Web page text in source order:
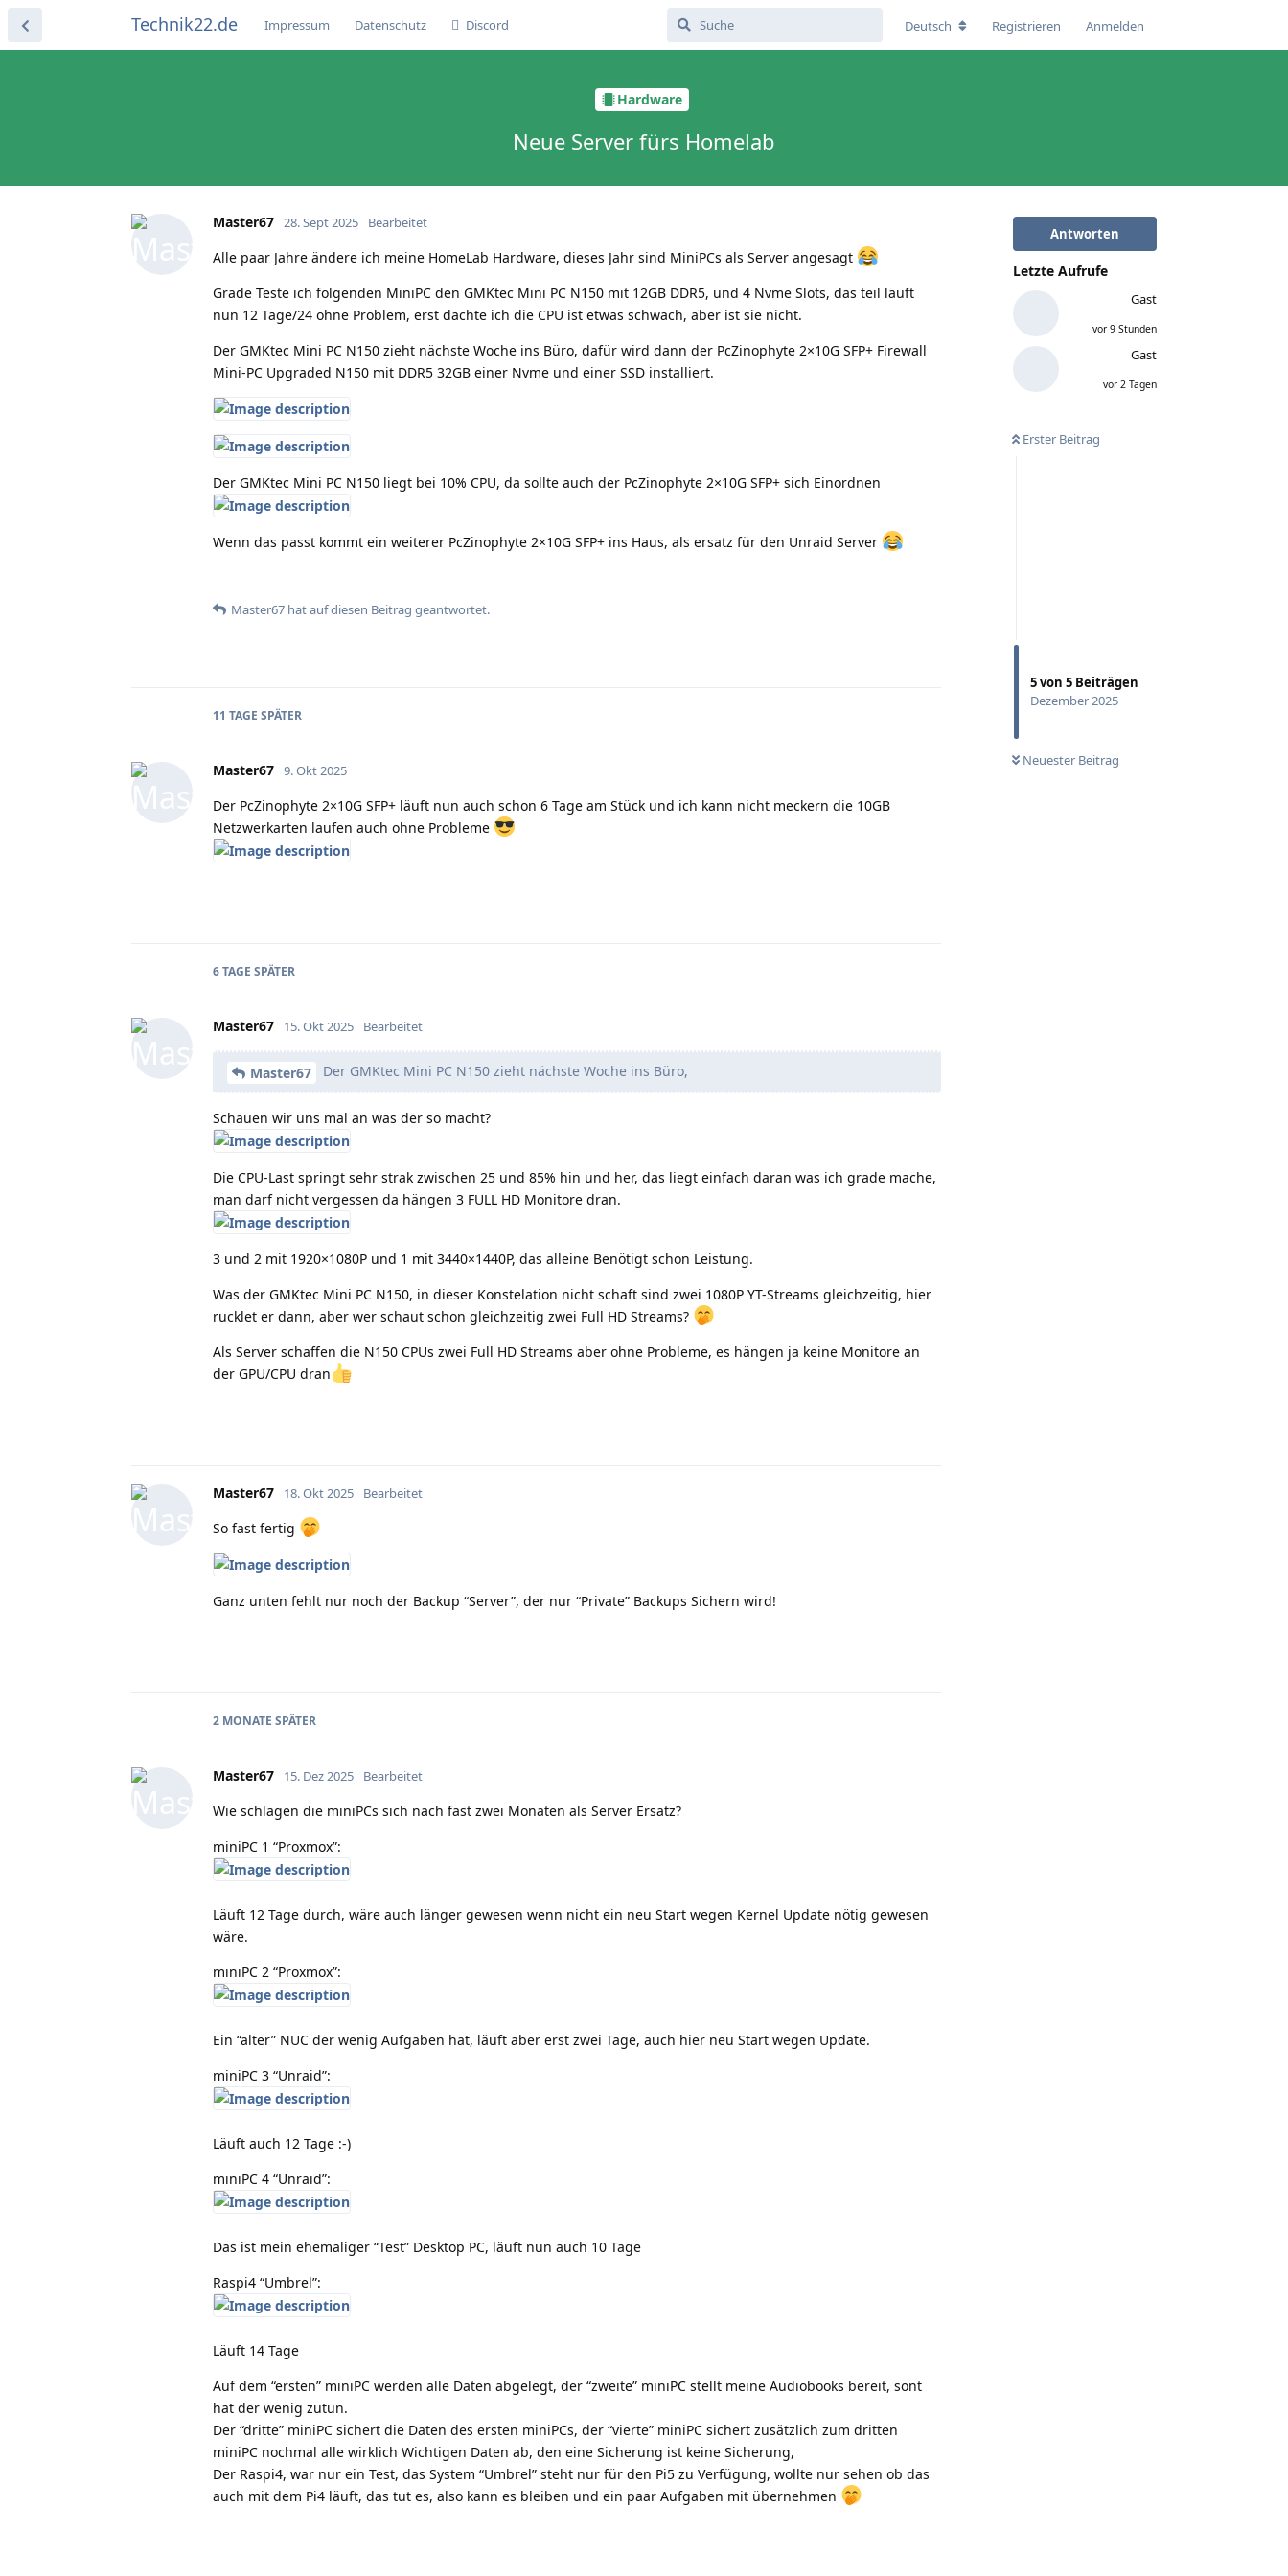
Technik22.de Impressum Datenschutz Discord Deutsch Registrieren Anmelden
Hardware
Neue Server fürs Homelab
Antworten
Letzte Aufrufe
Gast
vor 9 Stunden
Gast
vor 2 Tagen
Erster Beitrag
5von 5 Beiträgen
Dezember 2025
Neuester Beitrag
Master67 28. Sept 2025 Bearbeitet
Alle paar Jahre ändere ich meine HomeLab Hardware, dieses Jahr sind MiniPCs als Server angesagt
Grade Teste ich folgenden MiniPC den GMKtec Mini PC N150 mit 12GB DDR5, und 4 Nvme Slots, das teil läuft
nun 12 Tage/24 ohne Problem, erst dachte ich die CPU ist etwas schwach, aber ist sie nicht.
Der GMKtec Mini PC N150 zieht nächste Woche ins Büro, dafür wird dann der PcZinophyte 2×10G SFP+ Firewall
Mini-PC Upgraded N150 mit DDR5 32GB einer Nvme und einer SSD installiert.
Der GMKtec Mini PC N150 liegt bei 10% CPU, da sollte auch der PcZinophyte 2×10G SFP+ sich Einordnen
Wenn das passt kommt ein weiterer PcZinophyte 2×10G SFP+ ins Haus, als ersatz für den Unraid Server
Master67 hatauf diesen Beitrag geantwortet.
11 TAGE SPÄTER
Master67 9. Okt 2025
Der PcZinophyte 2×10G SFP+ läuft nun auch schon 6 Tage am Stück und ich kann nicht meckern die 10GB
Netzwerkarten laufen auch ohne Probleme
6 TAGE SPÄTER
Master67 15. Okt 2025 Bearbeitet
Master67 Der GMKtec Mini PC N150 zieht nächste Woche ins Büro,
Schauen wir uns mal an was der so macht?
Die CPU-Last springt sehr strak zwischen 25 und 85% hin und her, das liegt einfach daran was ich grade mache,
man darf nicht vergessen da hängen 3 FULL HD Monitore dran.
3 und 2 mit 1920×1080P und 1 mit 3440×1440P, das alleine Benötigt schon Leistung.
Was der GMKtec Mini PC N150, in dieser Konstelation nicht schaft sind zwei 1080P YT-Streams gleichzeitig, hier
rucklet er dann, aber wer schaut schon gleichzeitig zwei Full HD Streams?
Als Server schaffen die N150 CPUs zwei Full HD Streams aber ohne Probleme, es hängen ja keine Monitore an
der GPU/CPU dran
Master67 18. Okt 2025 Bearbeitet
So fast fertig
Ganz unten fehlt nur noch der Backup “Server”, der nur “Private” Backups Sichern wird!
2 MONATE SPÄTER
Master67 15. Dez 2025 Bearbeitet
Wie schlagen die miniPCs sich nach fast zwei Monaten als Server Ersatz?
miniPC 1 “Proxmox”:
Läuft 12 Tage durch, wäre auch länger gewesen wenn nicht ein neu Start wegen Kernel Update nötig gewesen
wäre.
miniPC 2 “Proxmox”:
Ein “alter” NUC der wenig Aufgaben hat, läuft aber erst zwei Tage, auch hier neu Start wegen Update.
miniPC 3 “Unraid”:
Läuft auch 12 Tage :-)
miniPC 4 “Unraid”:
Das ist mein ehemaliger “Test” Desktop PC, läuft nun auch 10 Tage
Raspi4 “Umbrel”:
Läuft 14 Tage
Auf dem “ersten” miniPC werden alle Daten abgelegt, der “zweite” miniPC stellt meine Audiobooks bereit, sont
hat der wenig zutun.
Der “dritte” miniPC sichert die Daten des ersten miniPCs, der “vierte” miniPC sichert zusätzlich zum dritten
miniPC nochmal alle wirklich Wichtigen Daten ab, den eine Sicherung ist keine Sicherung,
Der Raspi4, war nur ein Test, das System “Umbrel” steht nur für den Pi5 zu Verfügung, wollte nur sehen ob das
auch mit dem Pi4 läuft, das tut es, also kann es bleiben und ein paar Aufgaben mit übernehmen